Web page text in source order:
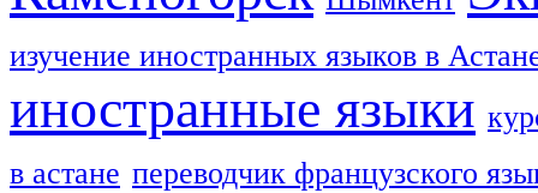
изучение иностранных языков в
иностранные языки
в астане переводчик французского